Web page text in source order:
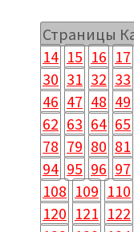
Страницы
14 15 16 17
30 31 32 33
46 47 48 49
62 63 64 65
78 79 80 81
94 95 96 97
108 109 110
120 121 122